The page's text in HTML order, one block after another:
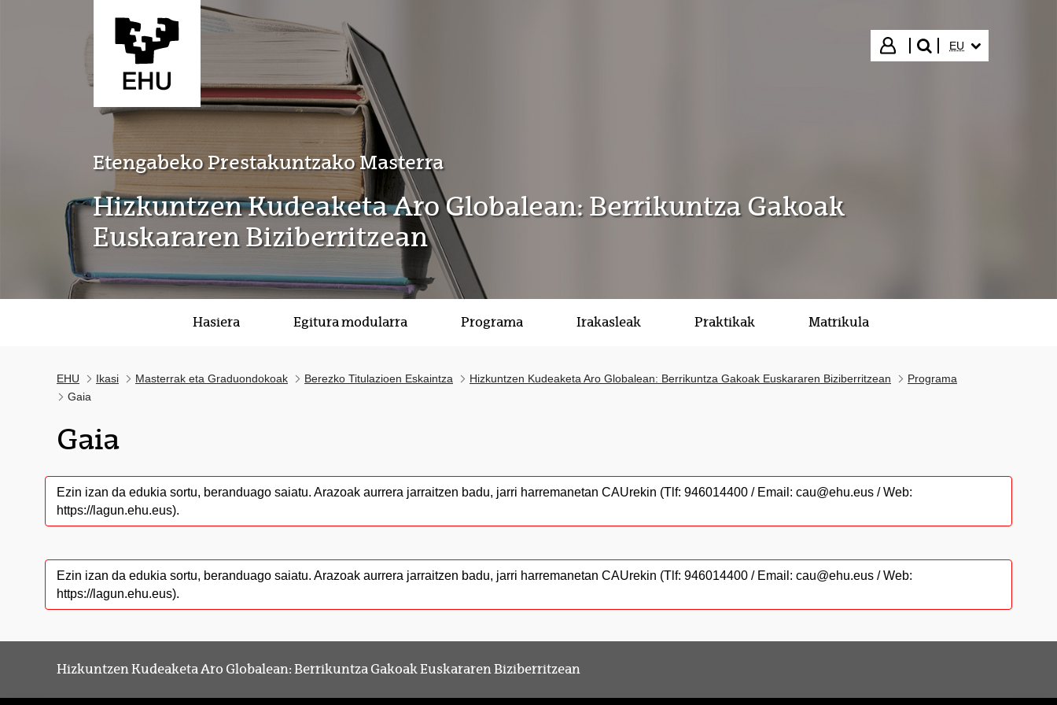
Hasi saioa
bilatu"
EU
Etengabeko Prestakuntzako Masterra
Hizkuntzen Kudeaketa Aro Globalean: Berrikuntza Gakoak
Euskararen Biziberritzean
Hasiera Egitura modularra Programa Irakasleak Praktikak Matrikula
EHU Ikasi Masterrak eta Graduondokoak Berezko Titulazioen Eskaintza Hizkuntzen Kudeaketa Aro Globalean: Berrikuntza Gakoak Euskararen Biziberritzean
Programa
Gaia
Gaia
Ezin izan da edukia sortu, beranduago saiatu. Arazoak aurrera jarraitzen badu, jarri harremanetan CAUrekin (Tlf: 946014400 / Email: cau@ehu.eus / Web:
https://lagun.ehu.eus).
Ezin izan da edukia sortu, beranduago saiatu. Arazoak aurrera jarraitzen badu, jarri harremanetan CAUrekin (Tlf: 946014400 / Email: cau@ehu.eus / Web:
https://lagun.ehu.eus).
Hizkuntzen Kudeaketa Aro Globalean: Berrikuntza Gakoak Euskararen Biziberritzean